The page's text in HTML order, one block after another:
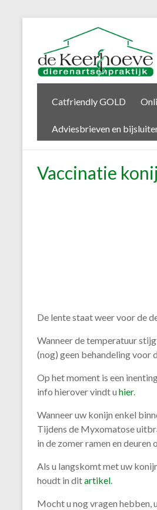
Catfriendly GOLD
Adviesbrieven en
Vaccinatie
De lente staat weer voor de
Wanneer de temperatuur
(nog) geen behandeling voor
Op het moment is een
info hierover vindt u hier.
Wanneer uw konijn enkel
Tijdens de Myxomatose
in de zomer ramen en
Als u langskomt met uw
houdt in ditartikel.
Mocht u nog vragen hebben,